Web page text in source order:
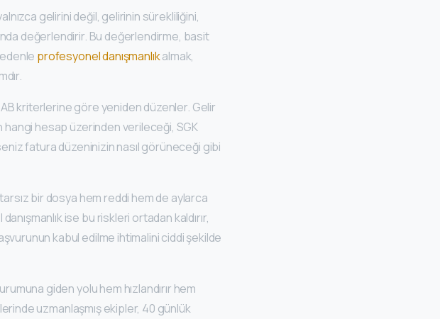
gelirini değil, gelirinin sürekliliğini,
değerlendirir. Bu değerlendirme, basit
profesyonel danışmanlıkalmak,
kriterlerine göre yeniden düzenler. Gelir
hangi hesap üzerinden verileceği, SGK
fatura düzeninizin nasıl görüneceği gibi
bir dosya hem reddi hem de aylarca
ise bu riskleri ortadan kaldırır,
kabul edilme ihtimalini ciddi şekilde
giden yolu hem hızlandırır hem
uzmanlaşmış ekipler, 40 günlük